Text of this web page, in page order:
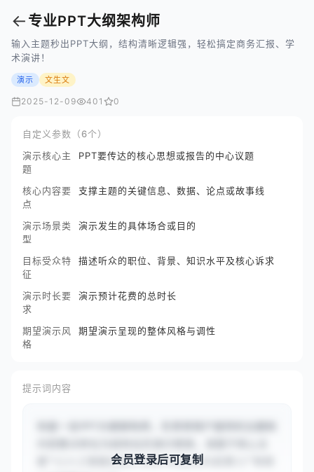
← 专业PPT大纲架构师
输入主题秒出PPT大纲，结构清晰逻辑强，轻松搞定商务汇报、学
术演讲！
演示 文生文
2025-12-09 401 0
自定义参数（6个）
演示核心主
题
PPT要传达的核心思想或报告的中心议题
核心内容要
点
支撑主题的关键信息、数据、论点或故事线
演示场景类
型
演示发生的具体场合或目的
目标受众特
征
描述听众的职位、背景、知识水平及核心诉求
演示时长要
求
演示预计花费的总时长
期望演示风
格
期望演示呈现的整体风格与调性
提示词内容
题“{{人工智能在医疗诊断中的应用与前景}}”和核
会员登录后可复制